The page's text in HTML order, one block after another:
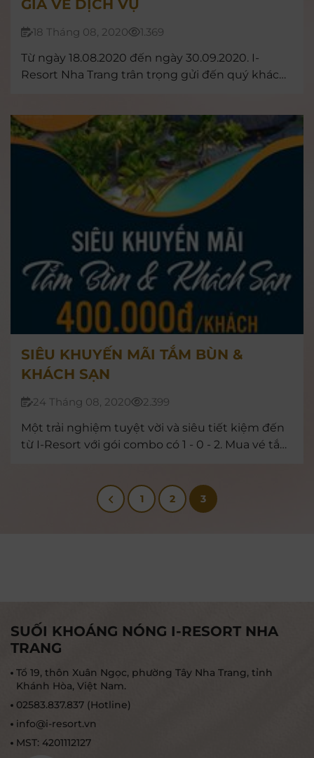
GIÁ VÉ DỊCH VỤ
18 Tháng 08, 2020
1.369
Từ ngày 18.08.2020 đến ngày 30.09.2020. I-
Resort Nha Trang trân trọng gửi đến quý khách
apps của I-Resort Nha Trang.
SIÊU KHUYẾN MÃI TẮM BÙN &
KHÁCH SẠN
24 Tháng 08, 2020
2.399
Một trải nghiệm tuyệt vời và siêu tiết kiệm đến
từ I-Resort với gói combo có 1 - 0 - 2. Mua vé tắm
Tưởng vô lý nhưng lại rất thuyết phục. Khám
1 2 3
SUỐI KHOÁNG NÓNG I-RESORT NHA
TRANG
Tổ 19, thôn Xuân Ngọc, phường Tây Nha Trang, tỉnh
Khánh Hòa, Việt Nam.
02583.837.837 (Hotline)
info@i-resort.vn
MST: 4201112127